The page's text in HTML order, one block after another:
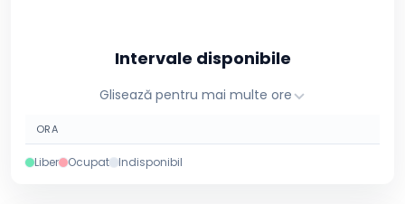
Intervale disponibile
Glisează pentru mai multe ore
ORA
Liber Ocupat Indisponibil